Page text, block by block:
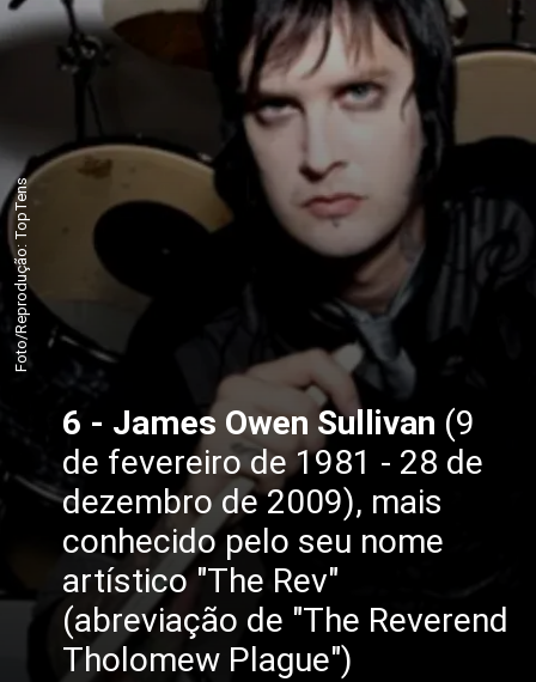
Foto/Reprodução: TopTens
6 - James Owen Sullivan (9
de fevereiro de 1981 - 28 de
dezembro de 2009), mais
conhecido pelo seu nome
artístico "The Rev"
(abreviação de "The Reverend
Tholomew Plague")